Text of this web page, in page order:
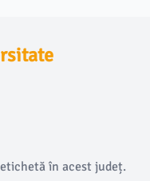
în acest județ.